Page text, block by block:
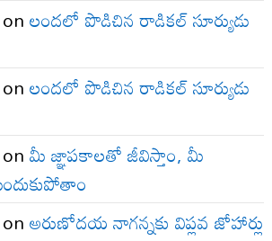
onలందలో పొడిచిన రాడికల్ సూర్యుడు
onలందలో పొడిచిన రాడికల్ సూర్యుడు
onమీ జ్ఞాపకాలతో జీవిస్తాం, మీ
onఅరుణోదయ నాగన్నకు విప్లవ జోహార్లు